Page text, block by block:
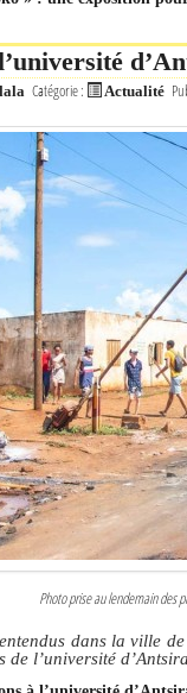
Catégorie : Actualité
Photo prise au lendemain des
dans la ville
de l’université